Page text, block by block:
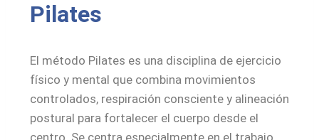
Pilates
El método Pilates es una disciplina de ejercicio
físico y mental que combina movimientos
controlados, respiración consciente y alineación
postural para fortalecer el cuerpo desde el